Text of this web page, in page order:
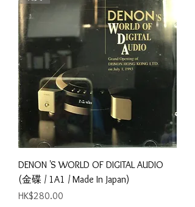
DENON 'S WORLD OF DIGITAL AUDIO
(金碟 / 1A1 / Made In Japan)
Price
HK$280.00